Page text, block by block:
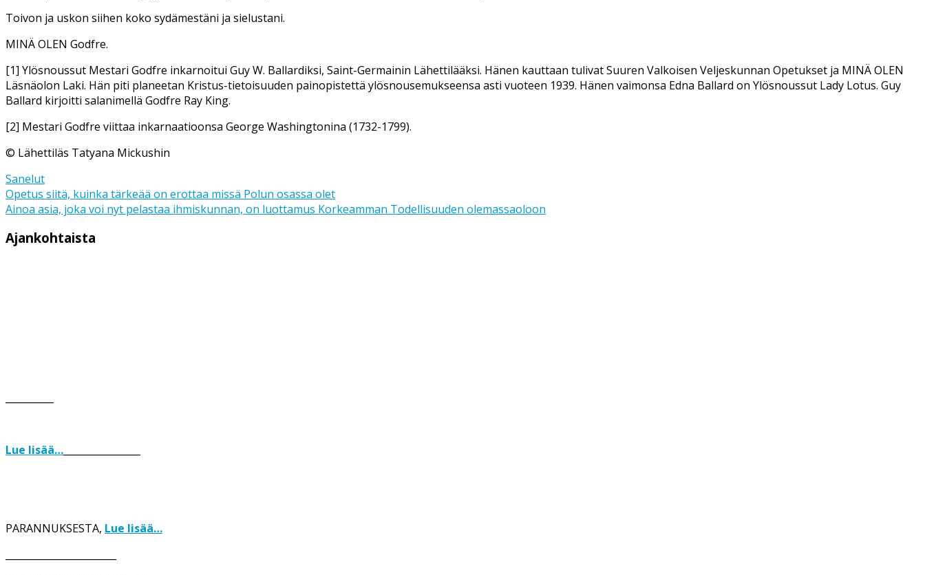
Toivon ja uskon siihen koko sydämestäni ja sielustani.
MINÄ OLEN Godfre.
[1] Ylösnoussut Mestari Godfre inkarnoitui Guy W. Ballardiksi, Saint-Germainin Lähettilääksi. Hänen kauttaan tulivat Suuren Valkoisen Veljeskunnan Opetukset ja MINÄ OLEN
Läsnäolon Laki. Hän piti planeetan Kristus-tietoisuuden painopistettä ylösnousemukseensa asti vuoteen 1939. Hänen vaimonsa Edna Ballard on Ylösnoussut Lady Lotus. Guy
Ballard kirjoitti salanimellä Godfre Ray King.
[2] Mestari Godfre viittaa inkarnaatioonsa George Washingtonina (1732-1799).
© Lähettiläs Tatyana Mickushin
Sanelut
Artikkelien
selaus
Opetus siitä, kuinka tärkeää on erottaa missä Polun osassa olet
Ainoa asia, joka voi nyt pelastaa ihmiskunnan, on luottamus Korkeamman Todellisuuden olemassaoloon
Ajankohtaista
Lue lisää…
PARANNUKSESTA, Lue lisää…